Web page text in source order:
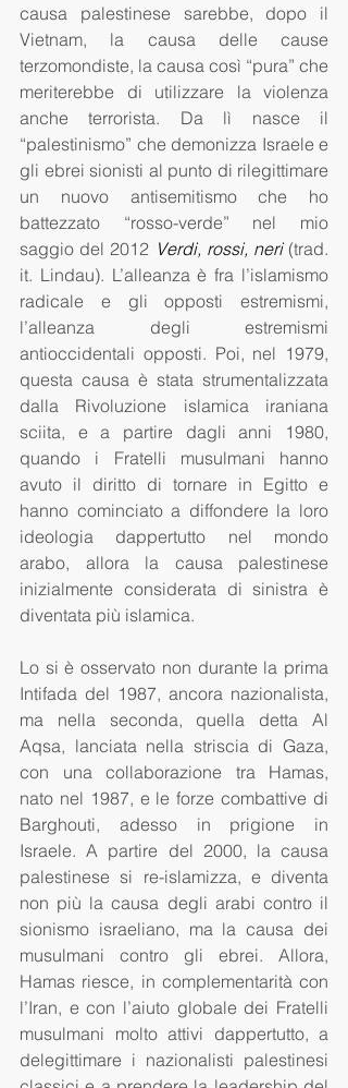
causa palestinese sarebbe, dopo il
Vietnam, la causa delle cause
terzomondiste, la causa così “pura” che
meriterebbe di utilizzare la violenza
anche terrorista. Da lì nasce il
“palestinismo” che demonizza Israele e
gli ebrei sionisti al punto di rilegittimare
un nuovo antisemitismo che ho
battezzato “rosso-verde” nel mio
saggio del 2012 Verdi, rossi, neri (trad.
it. Lindau). L’alleanza è fra l’islamismo
radicale e gli opposti estremismi,
l’alleanza degli estremismi
antioccidentali opposti. Poi, nel 1979,
questa causa è stata strumentalizzata
dalla Rivoluzione islamica iraniana
sciita, e a partire dagli anni 1980,
quando i Fratelli musulmani hanno
avuto il diritto di tornare in Egitto e
hanno cominciato a diffondere la loro
ideologia dappertutto nel mondo
arabo, allora la causa palestinese
inizialmente considerata di sinistra è
diventata più islamica.
Lo si è osservato non durante la prima
Intifada del 1987, ancora nazionalista,
ma nella seconda, quella detta Al
Aqsa, lanciata nella striscia di Gaza,
con una collaborazione tra Hamas,
nato nel 1987, e le forze combattive di
Barghouti, adesso in prigione in
Israele. A partire del 2000, la causa
palestinese si re-islamizza, e diventa
non più la causa degli arabi contro il
sionismo israeliano, ma la causa dei
musulmani contro gli ebrei. Allora,
Hamas riesce, in complementarità con
l’Iran, e con l’aiuto globale dei Fratelli
musulmani molto attivi dappertutto, a
delegittimare i nazionalisti palestinesi